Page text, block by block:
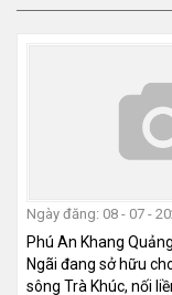
Ngày đăng: 08 - 07 -
Phú An Khang
Ngãi đang sở hữu
sông Trà Khúc, nối